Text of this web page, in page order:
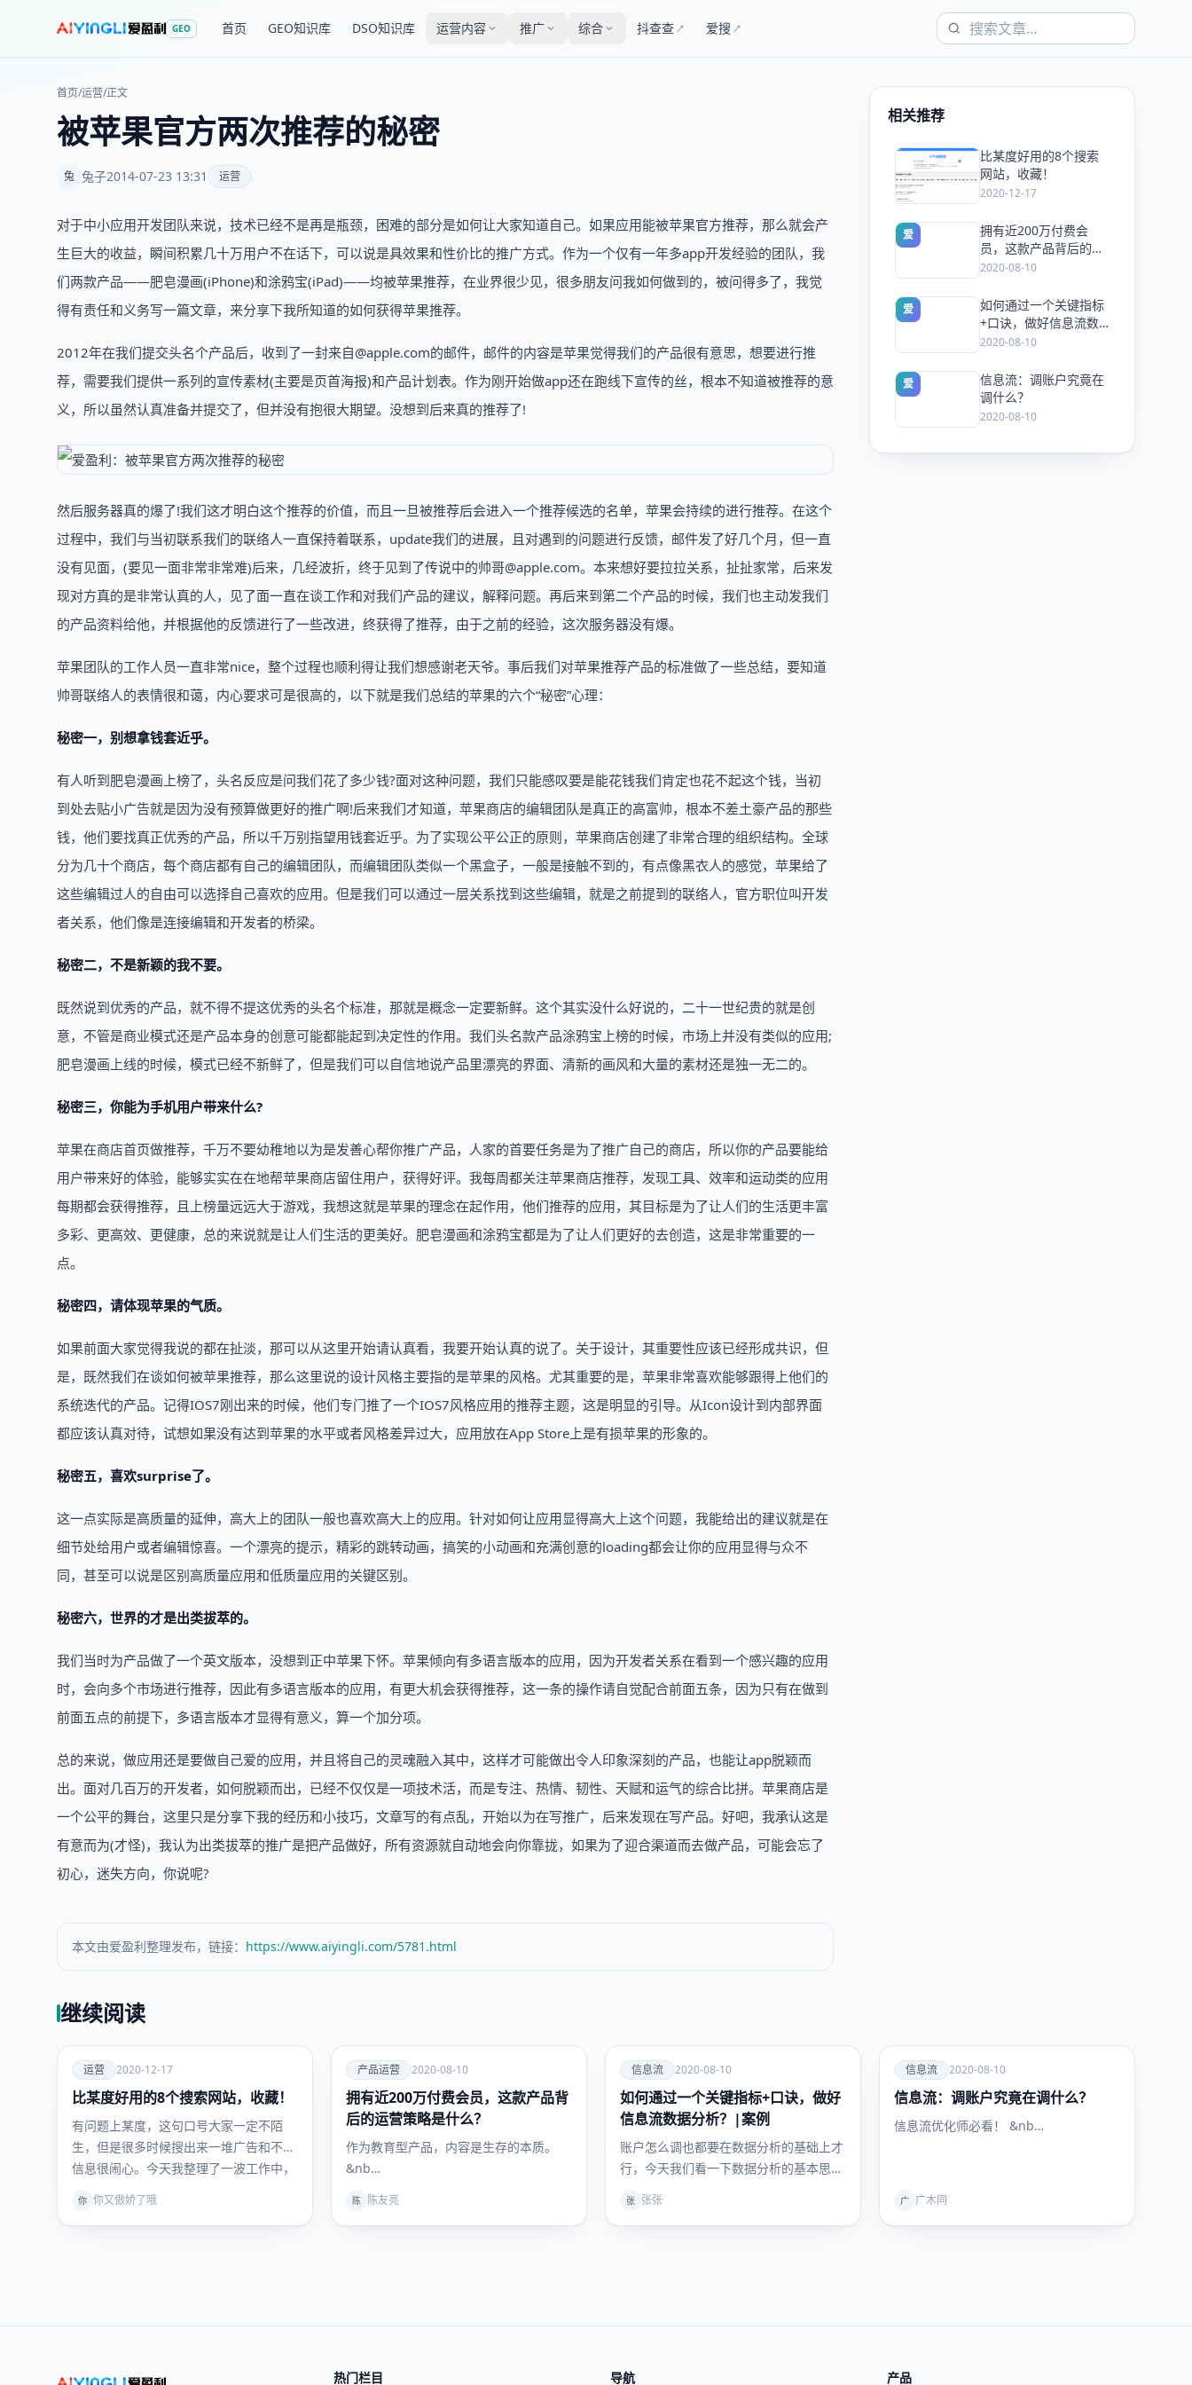
GEO 首页 GEO知识库 DSO知识库 运营内容 推广 综合 抖查查 ↗ 爱搜 ↗
首页/运营/正文
被苹果官方两次推荐的秘密
兔 兔子2014-07-23 13:31 运营
对于中小应用开发团队来说，技术已经不是再是瓶颈，困难的部分是如何让大家知道自己。如果应用能被苹果官方推荐，那么就会产
生巨大的收益，瞬间积累几十万用户不在话下，可以说是具效果和性价比的推广方式。作为一个仅有一年多app开发经验的团队，我
们两款产品——肥皂漫画(iPhone)和涂鸦宝(iPad)——均被苹果推荐，在业界很少见，很多朋友问我如何做到的，被问得多了，我觉
得有责任和义务写一篇文章，来分享下我所知道的如何获得苹果推荐。
2012年在我们提交头名个产品后，收到了一封来自@apple.com的邮件，邮件的内容是苹果觉得我们的产品很有意思，想要进行推
荐，需要我们提供一系列的宣传素材(主要是页首海报)和产品计划表。作为刚开始做app还在跑线下宣传的丝，根本不知道被推荐的意
义，所以虽然认真准备并提交了，但并没有抱很大期望。没想到后来真的推荐了!
然后服务器真的爆了!我们这才明白这个推荐的价值，而且一旦被推荐后会进入一个推荐候选的名单，苹果会持续的进行推荐。在这个
过程中，我们与当初联系我们的联络人一直保持着联系，update我们的进展，且对遇到的问题进行反馈，邮件发了好几个月，但一直
没有见面，(要见一面非常非常难)后来，几经波折，终于见到了传说中的帅哥@apple.com。本来想好要拉拉关系，扯扯家常，后来发
现对方真的是非常认真的人，见了面一直在谈工作和对我们产品的建议，解释问题。再后来到第二个产品的时候，我们也主动发我们
的产品资料给他，并根据他的反馈进行了一些改进，终获得了推荐，由于之前的经验，这次服务器没有爆。
苹果团队的工作人员一直非常nice，整个过程也顺利得让我们想感谢老天爷。事后我们对苹果推荐产品的标准做了一些总结，要知道
帅哥联络人的表情很和蔼，内心要求可是很高的，以下就是我们总结的苹果的六个“秘密”心理：
秘密一，别想拿钱套近乎。
有人听到肥皂漫画上榜了，头名反应是问我们花了多少钱?面对这种问题，我们只能感叹要是能花钱我们肯定也花不起这个钱，当初
到处去贴小广告就是因为没有预算做更好的推广啊!后来我们才知道，苹果商店的编辑团队是真正的高富帅，根本不差土豪产品的那些
钱，他们要找真正优秀的产品，所以千万别指望用钱套近乎。为了实现公平公正的原则，苹果商店创建了非常合理的组织结构。全球
分为几十个商店，每个商店都有自己的编辑团队，而编辑团队类似一个黑盒子，一般是接触不到的，有点像黑衣人的感觉，苹果给了
这些编辑过人的自由可以选择自己喜欢的应用。但是我们可以通过一层关系找到这些编辑，就是之前提到的联络人，官方职位叫开发
者关系，他们像是连接编辑和开发者的桥梁。
秘密二，不是新颖的我不要。
既然说到优秀的产品，就不得不提这优秀的头名个标准，那就是概念一定要新鲜。这个其实没什么好说的，二十一世纪贵的就是创
意，不管是商业模式还是产品本身的创意可能都能起到决定性的作用。我们头名款产品涂鸦宝上榜的时候，市场上并没有类似的应用;
肥皂漫画上线的时候，模式已经不新鲜了，但是我们可以自信地说产品里漂亮的界面、清新的画风和大量的素材还是独一无二的。
秘密三，你能为手机用户带来什么?
苹果在商店首页做推荐，千万不要幼稚地以为是发善心帮你推广产品，人家的首要任务是为了推广自己的商店，所以你的产品要能给
用户带来好的体验，能够实实在在地帮苹果商店留住用户，获得好评。我每周都关注苹果商店推荐，发现工具、效率和运动类的应用
每期都会获得推荐，且上榜量远远大于游戏，我想这就是苹果的理念在起作用，他们推荐的应用，其目标是为了让人们的生活更丰富
多彩、更高效、更健康，总的来说就是让人们生活的更美好。肥皂漫画和涂鸦宝都是为了让人们更好的去创造，这是非常重要的一
点。
秘密四，请体现苹果的气质。
如果前面大家觉得我说的都在扯淡，那可以从这里开始请认真看，我要开始认真的说了。关于设计，其重要性应该已经形成共识，但
是，既然我们在谈如何被苹果推荐，那么这里说的设计风格主要指的是苹果的风格。尤其重要的是，苹果非常喜欢能够跟得上他们的
系统迭代的产品。记得IOS7刚出来的时候，他们专门推了一个IOS7风格应用的推荐主题，这是明显的引导。从Icon设计到内部界面
都应该认真对待，试想如果没有达到苹果的水平或者风格差异过大，应用放在App Store上是有损苹果的形象的。
秘密五，喜欢surprise了。
这一点实际是高质量的延伸，高大上的团队一般也喜欢高大上的应用。针对如何让应用显得高大上这个问题，我能给出的建议就是在
细节处给用户或者编辑惊喜。一个漂亮的提示，精彩的跳转动画，搞笑的小动画和充满创意的loading都会让你的应用显得与众不
同，甚至可以说是区别高质量应用和低质量应用的关键区别。
秘密六，世界的才是出类拔萃的。
我们当时为产品做了一个英文版本，没想到正中苹果下怀。苹果倾向有多语言版本的应用，因为开发者关系在看到一个感兴趣的应用
时，会向多个市场进行推荐，因此有多语言版本的应用，有更大机会获得推荐，这一条的操作请自觉配合前面五条，因为只有在做到
前面五点的前提下，多语言版本才显得有意义，算一个加分项。
总的来说，做应用还是要做自己爱的应用，并且将自己的灵魂融入其中，这样才可能做出令人印象深刻的产品，也能让app脱颖而
出。面对几百万的开发者，如何脱颖而出，已经不仅仅是一项技术活，而是专注、热情、韧性、天赋和运气的综合比拼。苹果商店是
一个公平的舞台，这里只是分享下我的经历和小技巧，文章写的有点乱，开始以为在写推广，后来发现在写产品。好吧，我承认这是
有意而为(才怪)，我认为出类拔萃的推广是把产品做好，所有资源就自动地会向你靠拢，如果为了迎合渠道而去做产品，可能会忘了
初心，迷失方向，你说呢?
本文由爱盈利整理发布，链接： https://www.aiyingli.com/5781.html
相关推荐
比某度好用的8个搜索
网站，收藏！
2020-12-17
爱
拥有近200万付费会
员，这款产品背后的运
营策略是什么？
2020-08-10
爱
如何通过一个关键指标
+口诀，做好信息流数
据分析？|案例
2020-08-10
爱
信息流：调账户究竟在
调什么？
2020-08-10
继续阅读
爱
运营
运营 2020-12-17
比某度好用的8个搜索网站，收藏！
有问题上某度，这句口号大家一定不陌
生，但是很多时候搜出来一堆广告和不实
信息很闹心。今天我整理了一波工作中，
你 你又傲娇了哦
爱
产品运
营
产品运营 2020-08-10
拥有近200万付费会员，这款产品背
后的运营策略是什么？
作为教育型产品，内容是生存的本质。
&nb…
陈 陈友亮
爱
信息流
信息流 2020-08-10
如何通过一个关键指标+口诀，做好
信息流数据分析？|案例
账户怎么调也都要在数据分析的基础上才
行，今天我们看一下数据分析的基本思
&nbs…
张 张张
爱
信息流
信息流 2020-08-10
信息流：调账户究竟在调什么？
信息流优化师必看！ &nb…
广 广木同
热门栏目 导航 产品